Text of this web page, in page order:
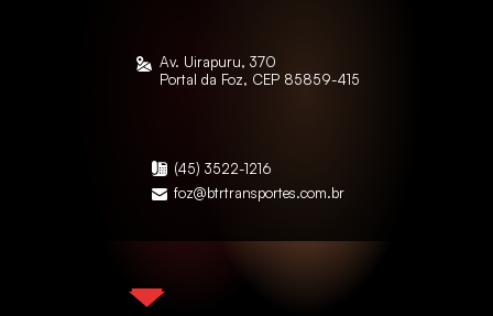
Av. Uirapuru, 370
Portal da Foz, CEP 85859-415
(45) 3522-1216
foz@btrtransportes.com.br